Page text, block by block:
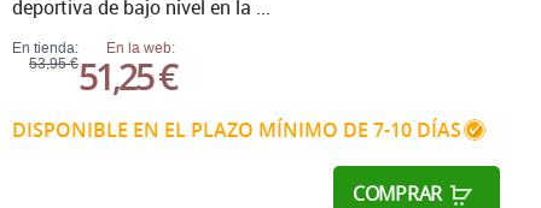
En tienda:
53,95 €
En la web:
51,25 €
DISPONIBLE EN EL PLAZO MÍNIMO DE 7-10 DÍAS
COMPRAR
deportiva de bajo nivel en la ...